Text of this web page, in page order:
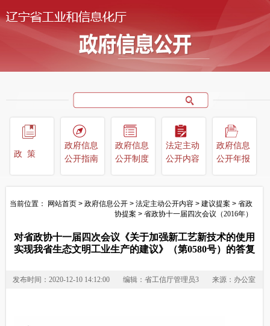
政策
政府信息
公开指南
政府信息
公开制度
法定主动
公开内容
政府信息
公开年报
当前位置： 网站首页> 政府信息公开> 法定主动公开内容> 建议提案 > 省政
协提案 > 省政协十一届四次会议（2016年）
对省政协十一届四次会议《关于加强新工艺新技术的使用
实现我省生态文明工业生产的建议》（第0580号）的答复
发布时间：2020-12-10 14:12:00 编辑：省工信厅管理员3 来源：办公室